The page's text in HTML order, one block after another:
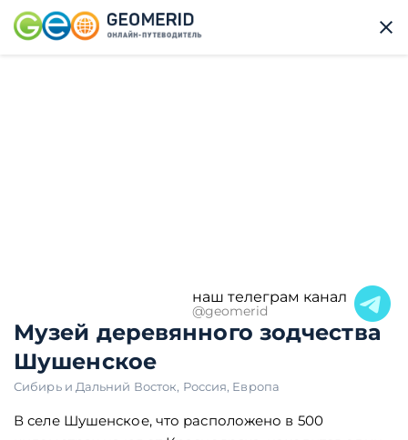
наш телеграм канал
@geomerid
Музей деревянного зодчества
Шушенское
Сибирь и Дальний Восток, Россия, Европа
В селе Шушенское, что расположено в 500